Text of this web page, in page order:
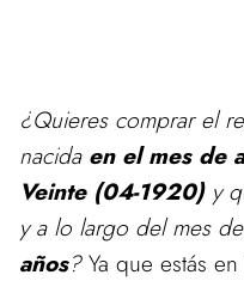
¿Quieres comprar el
nacida en el mes de
Veinte (04-1920)y
y a lo largo del mes
años?Ya que estás